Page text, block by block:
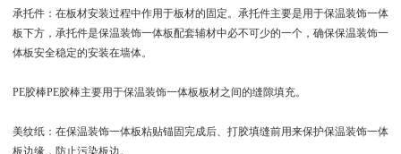
承托件：在板材安装过程中作用于板材的固定。承托件主要是用于保温装饰一体
板下方，承托件是保温装饰一体板配套辅材中必不可少的一个，确保保温装饰一
体板安全稳定的安装在墙体。
PE胶棒PE胶棒主要用于保温装饰一体板板材之间的缝隙填充。
美纹纸：在保温装饰一体板粘贴锚固完成后、打胶填缝前用来保护保温装饰一体